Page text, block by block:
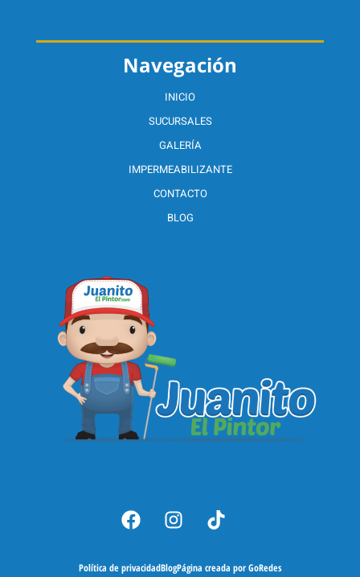
Navegación
INICIO
SUCURSALES
GALERÍA
IMPERMEABILIZANTE
CONTACTO
BLOG
Política de privacidadBlogPágina creada por GoRedes